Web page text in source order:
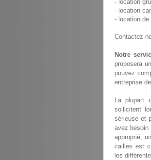
- location
- location
- location de
Contactez-
Notre
proposera
pouvez
entreprise
La plupart
sollicitent
sérieuse et
avez besoin
approprié,
cailles est
les